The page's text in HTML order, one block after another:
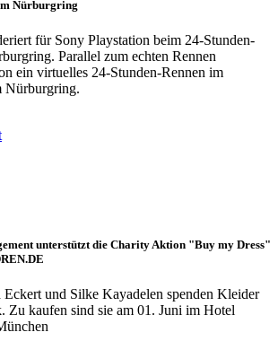
Nürburgring
für Sony Playstation beim 24-Stunden-
Parallel zum echten Rennen
ein virtuelles 24-Stunden-Rennen im
Nürburgring.
unterstützt die Charity Aktion "Buy my Dress"
und Silke Kayadelen spenden Kleider
Zu kaufen sind sie am 01. Juni im Hotel